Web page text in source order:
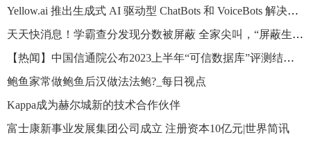
Yellow.ai 推出生成式 AI 驱动型 ChatBots 和 VoiceBots 解决方案 每日资讯
天天快消息！学霸查分发现分数被屏蔽 全家尖叫，“屏蔽生”是什么来头？
【热闻】中国信通院公布2023上半年“可信数据库”评测结果 33款产品通过36项测试
鲍鱼家常做鲍鱼后汉做法法鲍?_每日视点
Kappa成为赫尔城新的技术合作伙伴
富士康新事业发展集团公司成立 注册资本10亿元|世界简讯